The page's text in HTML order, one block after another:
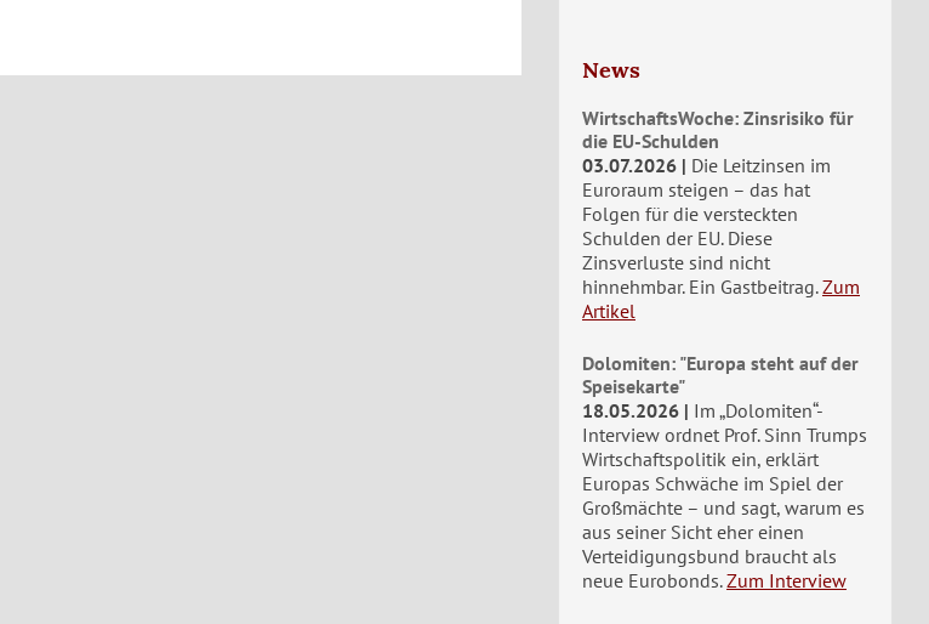
News
WirtschaftsWoche: Zinsrisiko für
die EU-Schulden
03.07.2026
Die Leitzinsen im
Euroraum steigen – das hat
Folgen für die versteckten
Schulden der EU. Diese
Zinsverluste sind nicht
hinnehmbar. Ein Gastbeitrag. Zum
Artikel
Dolomiten: "Europa steht auf der
Speisekarte"
18.05.2026
Im „Dolomiten“-
Interview ordnet Prof. Sinn Trumps
Wirtschaftspolitik ein, erklärt
Europas Schwäche im Spiel der
Großmächte – und sagt, warum es
aus seiner Sicht eher einen
Verteidigungsbund braucht als
neue Eurobonds. Zum Interview